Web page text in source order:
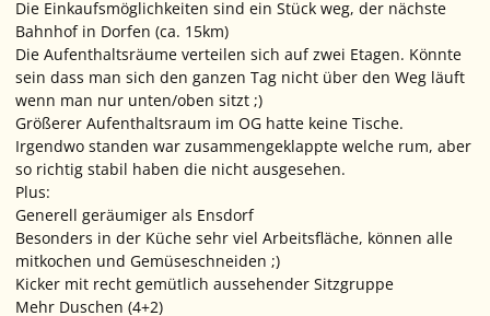
Die Einkaufsmöglichkeiten sind ein Stück weg, der nächste
Bahnhof in Dorfen (ca. 15km)
Die Aufenthaltsräume verteilen sich auf zwei Etagen. Könnte
sein dass man sich den ganzen Tag nicht über den Weg läuft
wenn man nur unten/oben sitzt ;)
Größerer Aufenthaltsraum im OG hatte keine Tische.
Irgendwo standen war zusammengeklappte welche rum, aber
so richtig stabil haben die nicht ausgesehen.
Plus:
Generell geräumiger als Ensdorf
Besonders in der Küche sehr viel Arbeitsfläche, können alle
mitkochen und Gemüseschneiden ;)
Kicker mit recht gemütlich aussehender Sitzgruppe
Mehr Duschen (4+2)